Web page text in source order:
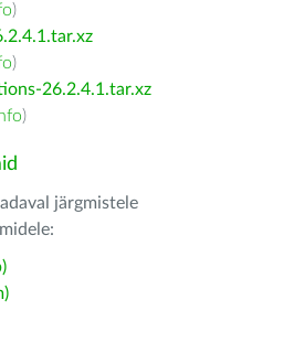
)
)
26.2.4.1.tar.xz
)
järgmistele